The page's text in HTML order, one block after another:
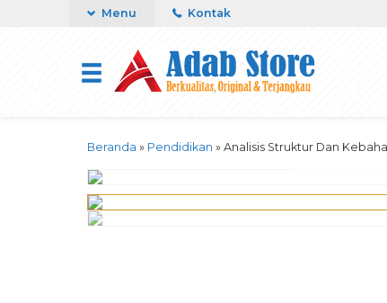
Menu Kontak
Beranda » Pendidikan » Analisis Struktur Dan